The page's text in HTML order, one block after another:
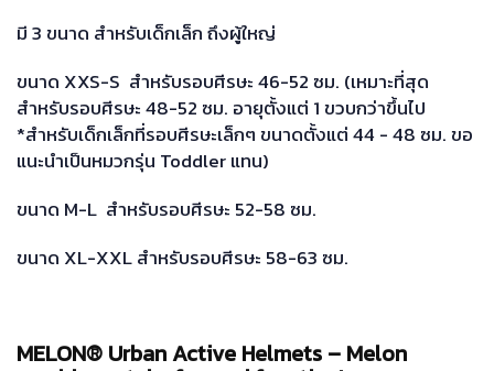
มี 3 ขนาด สำหรับเด็กเล็ก ถึงผู้ใหญ่
ขนาด XXS-S สำหรับรอบศีรษะ 46-52 ซม. (เหมาะที่สุด
สำหรับรอบศีรษะ 48-52 ซม. อายุตั้งแต่ 1 ขวบกว่าขึ้นไป
*สำหรับเด็กเล็กที่รอบศีรษะเล็กๆ ขนาดตั้งแต่ 44 - 48 ซม. ขอ
แนะนำเป็นหมวกรุ่น Toddler แทน)
ขนาด M-L สำหรับรอบศีรษะ 52-58 ซม.
ขนาด XL-XXL สำหรับรอบศีรษะ 58-63 ซม.
MELON® Urban Active Helmets – Melon